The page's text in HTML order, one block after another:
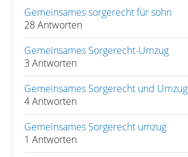
Gemeinsames sorgerecht für sohn
28 Antworten
Gemeinsames Sorgerecht-Umzug
3 Antworten
Gemeinsames Sorgerecht und Umzug
4 Antworten
Gemeinsames Sorgerecht umzug
1 Antworten